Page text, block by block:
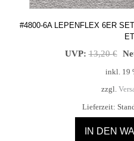
#4800-6A LEPENFLEX 6ER
UVP: 13,20€
inkl. 19
zzgl.
Lieferzeit:
IN DEN